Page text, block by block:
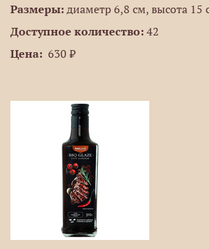
Размеры: диаметр 6,8 см, высота 15
Доступное количество: 42
Цена: 630 ₽